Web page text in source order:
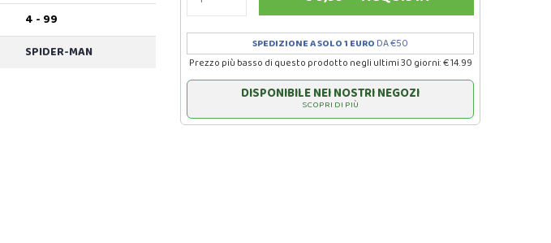
4 - 99
SPIDER-MAN SPEDIZIONE A SOLO 1 EURO DA €50
Prezzo più basso di questo prodotto negli ultimi 30 giorni: € 14.99
DISPONIBILE NEI NOSTRI NEGOZI
SCOPRI DI PIÙ